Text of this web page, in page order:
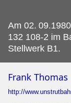
Am 02.
132 108-2 im
Stellwerk B1.
Frank Thomas
http://